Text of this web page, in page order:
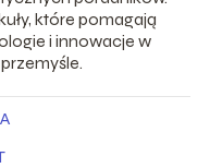
które pomagają
i innowacje w